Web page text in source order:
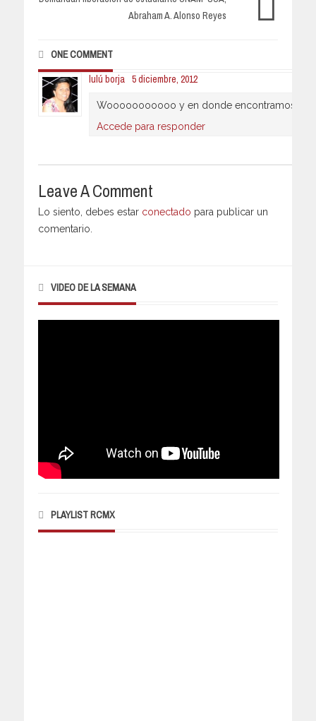
Abraham A. Alonso Reyes
ONE COMMENT
lulú borja 5 diciembre, 2012
Wooooooooooo y en donde encontramos esa
Accede para responder
Leave A Comment
Lo siento, debes estar conectado para publicar un
comentario.
VIDEO DE LA SEMANA
PLAYLIST RCMX